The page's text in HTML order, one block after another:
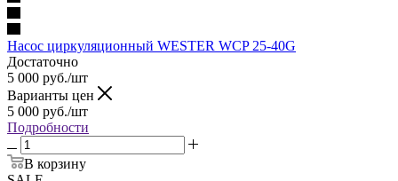
Насос циркуляционный WESTER WCP 25-40G
Достаточно
5 000 руб./шт
Варианты цен
5 000 руб./шт
Подробности
В корзину